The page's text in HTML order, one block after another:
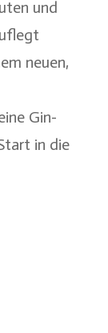
und
neuen,
Gin-
in die